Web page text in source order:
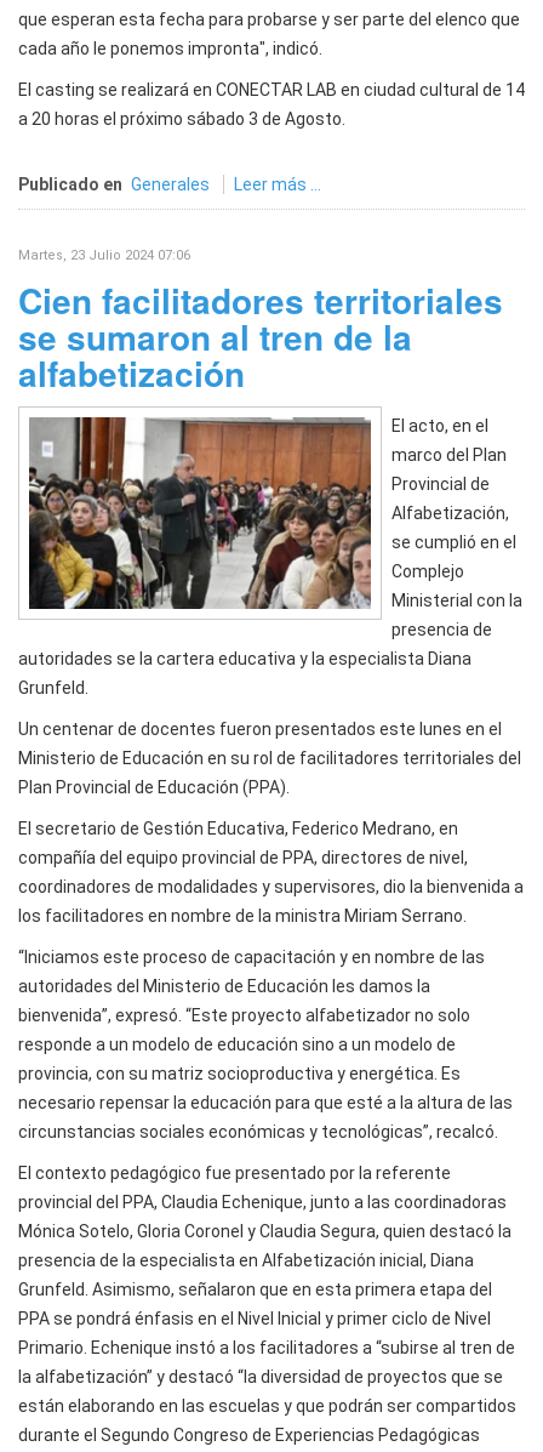
que esperan esta fecha para probarse y ser parte del elenco que
cada año le ponemos impronta", indicó.
El casting se realizará en CONECTAR LAB en ciudad cultural de 14
a 20 horas el próximo sábado 3 de Agosto.
Publicado en Generales Leer más ...
Martes, 23 Julio 2024 07:06
Cien facilitadores territoriales
se sumaron al tren de la
alfabetización
El acto, en el
marco del Plan
Provincial de
Alfabetización,
se cumplió en el
Complejo
Ministerial con la
presencia de
autoridades se la cartera educativa y la especialista Diana
Grunfeld.
Un centenar de docentes fueron presentados este lunes en el
Ministerio de Educación en su rol de facilitadores territoriales del
Plan Provincial de Educación (PPA).
El secretario de Gestión Educativa, Federico Medrano, en
compañía del equipo provincial de PPA, directores de nivel,
coordinadores de modalidades y supervisores, dio la bienvenida a
los facilitadores en nombre de la ministra Miriam Serrano.
“Iniciamos este proceso de capacitación y en nombre de las
autoridades del Ministerio de Educación les damos la
bienvenida”, expresó. “Este proyecto alfabetizador no solo
responde a un modelo de educación sino a un modelo de
provincia, con su matriz socioproductiva y energética. Es
necesario repensar la educación para que esté a la altura de las
circunstancias sociales económicas y tecnológicas”, recalcó.
El contexto pedagógico fue presentado por la referente
provincial del PPA, Claudia Echenique, junto a las coordinadoras
Mónica Sotelo, Gloria Coronel y Claudia Segura, quien destacó la
presencia de la especialista en Alfabetización inicial, Diana
Grunfeld. Asimismo, señalaron que en esta primera etapa del
PPA se pondrá énfasis en el Nivel Inicial y primer ciclo de Nivel
Primario. Echenique instó a los facilitadores a “subirse al tren de
la alfabetización” y destacó “la diversidad de proyectos que se
están elaborando en las escuelas y que podrán ser compartidos
durante el Segundo Congreso de Experiencias Pedagógicas